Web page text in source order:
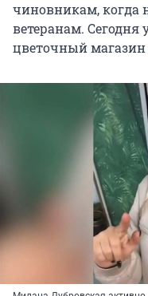
чиновникам, когда
ветеранам. Сегодня
цветочный